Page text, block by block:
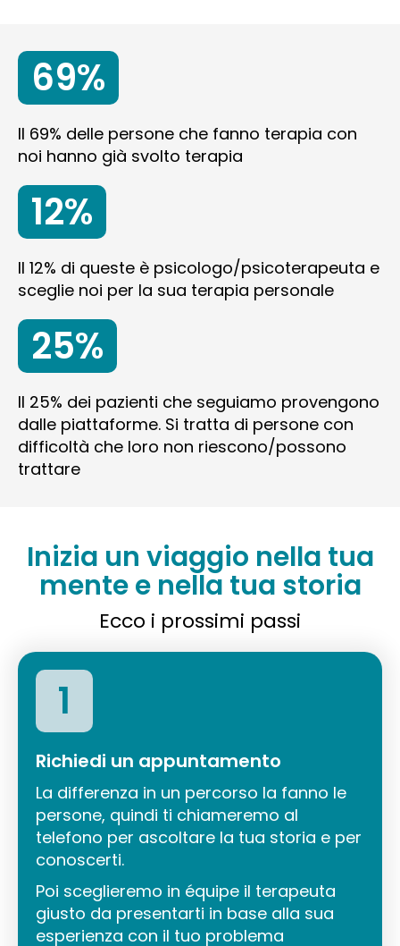
69%
Il 69% delle persone che fanno terapia con
noi hanno già svolto terapia
12%
Il 12% di queste è psicologo/psicoterapeuta e
sceglie noi per la sua terapia personale
25%
Il 25% dei pazienti che seguiamo provengono
dalle piattaforme. Si tratta di persone con
difficoltà che loro non riescono/possono
trattare
Inizia un viaggio nella tua
mente e nella tua storia
Ecco i prossimi passi
1
Richiedi un appuntamento
La differenza in un percorso la fanno le
persone, quindi ti chiameremo al
telefono per ascoltare la tua storia e per
conoscerti.
Poi sceglieremo in équipe il terapeuta
giusto da presentarti in base alla sua
esperienza con il tuo problema